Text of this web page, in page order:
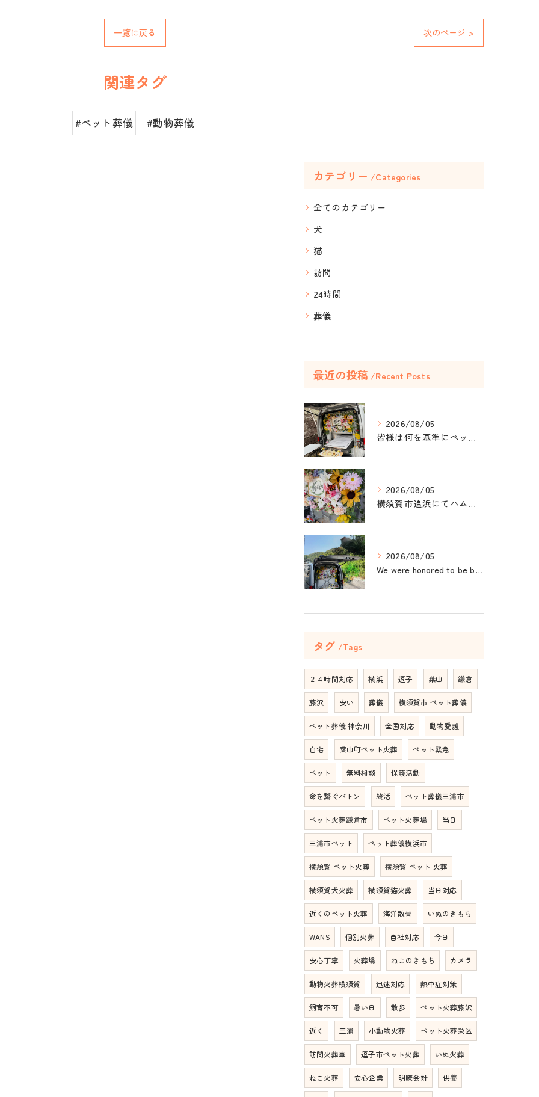
一覧に戻る 次のページ >
関連タグ
#ペット葬儀 #動物葬儀
カテゴリー Categories
全てのカテゴリー
犬
猫
訪問
24時間
葬儀
最近の投稿 Recent Posts
2026/08/05
皆様は何を基準にペット葬儀社を選びますか？
2026/08/05
横須賀市追浜にてハムスターのみかんちゃんのペット火葬のお手伝...
2026/08/05
We were honored to be by your ...
タグ Tags
２４時間対応 横浜 逗子 葉山 鎌倉
藤沢 安い 葬儀 横須賀市 ペット葬儀
ペット葬儀 神奈川 全国対応 動物愛護
自宅 葉山町ペット火葬 ペット緊急
ペット 無料相談 保護活動
命を繋ぐバトン 終活 ペット葬儀三浦市
ペット火葬鎌倉市 ペット火葬場 当日
三浦市ペット ペット葬儀横浜市
横須賀 ペット火葬 横須賀 ペット 火葬
横須賀犬火葬 横須賀猫火葬 当日対応
近くのペット火葬 海洋散骨 いぬのきもち
WANS 個別火葬 自社対応 今日
安心丁寧 火葬場 ねこのきもち カメラ
動物火葬横須賀 迅速対応 熱中症対策
飼育不可 暑い日 散歩 ペット火葬藤沢
近く 三浦 小動物火葬 ペット火葬栄区
訪問火葬車 逗子市ペット火葬 いぬ火葬
ねこ火葬 安心企業 明瞭会計 供養